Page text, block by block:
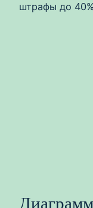
штрафы до